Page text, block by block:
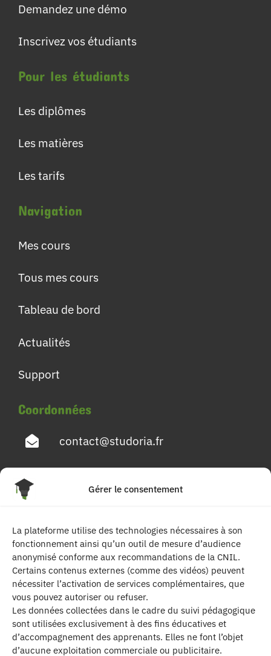
Gérer le consentement
La plateforme utilise des technologies nécessaires à son
fonctionnement ainsi qu’un outil de mesure d’audience
anonymisé conforme aux recommandations de la CNIL.
Certains contenus externes (comme des vidéos) peuvent
nécessiter l’activation de services complémentaires, que
vous pouvez autoriser ou refuser.
Les données collectées dans le cadre du suivi pédagogique
sont utilisées exclusivement à des fins éducatives et
d’accompagnement des apprenants. Elles ne font l’objet
d’aucune exploitation commerciale ou publicitaire.
Demandez une démo
Inscrivez vos étudiants
Pour les étudiants
Les diplômes
Les matières
Les tarifs
Navigation
Mes cours
Tous mes cours
Tableau de bord
Actualités
Support
Coordonnées
contact@studoria.fr
4 Rue Georges Pompidou
Suivez-nous
| Les contenus publiés sur ce site sont